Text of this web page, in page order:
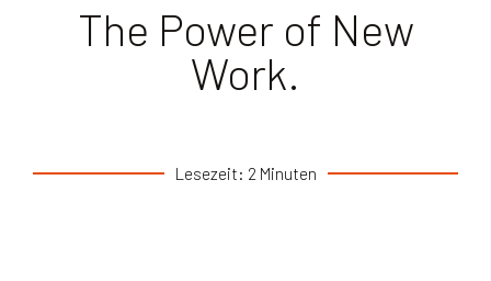
The Power of New
Work.
Lesezeit: 2 Minuten